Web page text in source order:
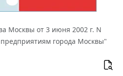
Москвы от 3 июня 2002 г. N
города Москвы"